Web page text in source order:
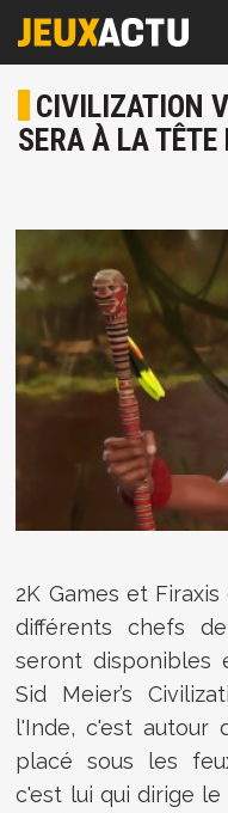
CIVILIZATION
SERA À LA TÊTE
2K Games et
différents chefs
seront disponibles
Sid Meier’s
l'Inde, c'est autour
placé sous les
c'est lui qui dirige le